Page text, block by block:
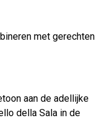
met gerechten
aan de adellijke
della Sala in de